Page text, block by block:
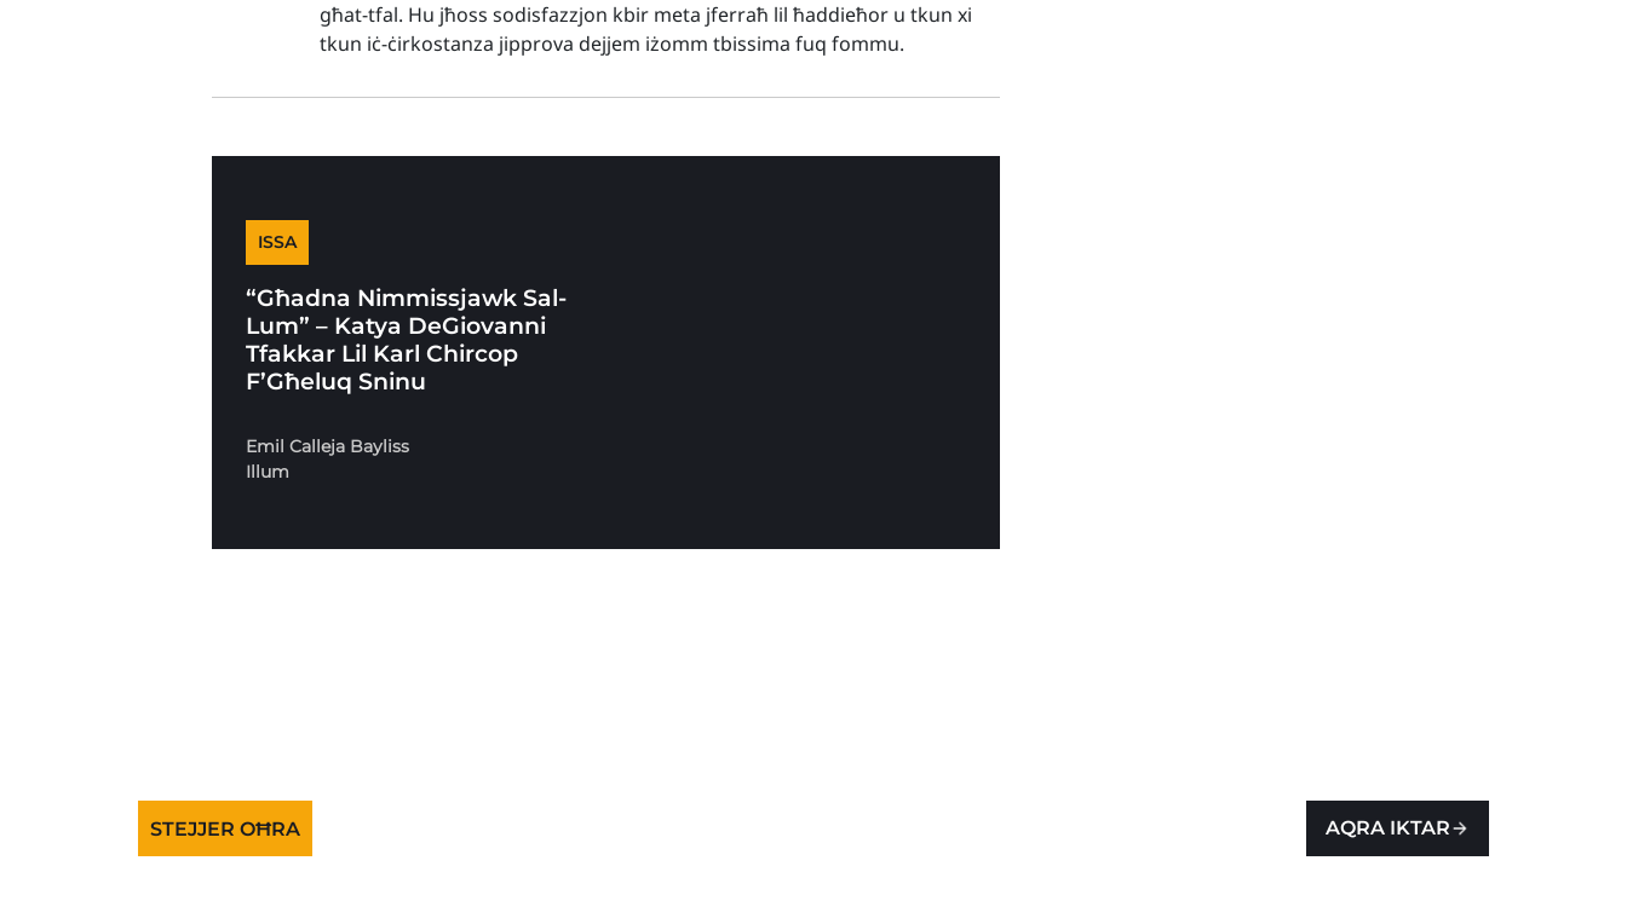
għat-tfal. Hu jħoss sodisfazzjon kbir meta jferraħ lil ħaddieħor u tkun xi
tkun iċ-ċirkostanza jipprova dejjem iżomm tbissima fuq fommu.
ISSA
“Għadna Nimmissjawk Sal-
Lum” – Katya DeGiovanni
Tfakkar Lil Karl Chircop
F’Għeluq Sninu
Emil Calleja Bayliss
Illum
STEJJER OĦRA AQRA IKTAR